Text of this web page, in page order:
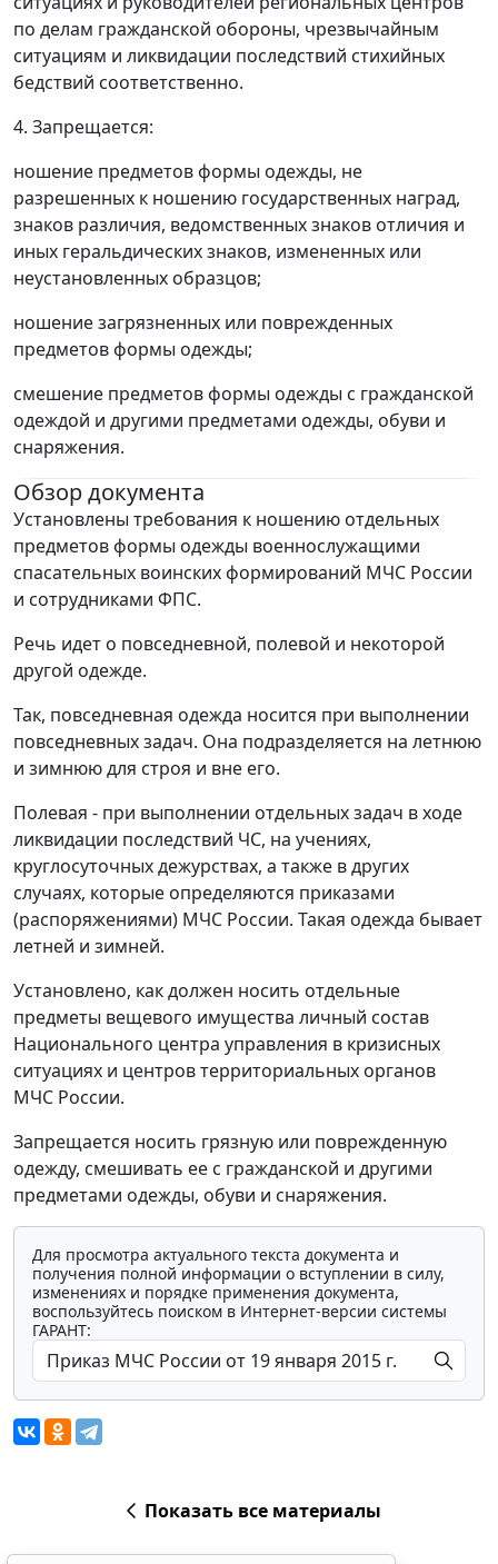
по делам гражданской обороны, чрезвычайным
ситуациям и ликвидации последствий стихийных
бедствий соответственно.
4. Запрещается:
ношение предметов формы одежды, не
разрешенных к ношению государственных наград,
знаков различия, ведомственных знаков отличия и
иных геральдических знаков, измененных или
неустановленных образцов;
ношение загрязненных или поврежденных
предметов формы одежды;
смешение предметов формы одежды с гражданской
одеждой и другими предметами одежды, обуви и
снаряжения.
Обзор документа
Установлены требования к ношению отдельных
предметов формы одежды военнослужащими
спасательных воинских формирований МЧС России
и сотрудниками ФПС.
Речь идет о повседневной, полевой и некоторой
другой одежде.
Так, повседневная одежда носится при выполнении
повседневных задач. Она подразделяется на летнюю
и зимнюю для строя и вне его.
Полевая - при выполнении отдельных задач в ходе
ликвидации последствий ЧС, на учениях,
круглосуточных дежурствах, а также в других
случаях, которые определяются приказами
(распоряжениями) МЧС России. Такая одежда бывает
летней и зимней.
Установлено, как должен носить отдельные
предметы вещевого имущества личный состав
Национального центра управления в кризисных
ситуациях и центров территориальных органов
МЧС России.
Запрещается носить грязную или поврежденную
одежду, смешивать ее с гражданской и другими
предметами одежды, обуви и снаряжения.
Для просмотра актуального текста документа и
получения полной информации о вступлении в силу,
изменениях и порядке применения документа,
воспользуйтесь поиском в Интернет-версии системы
ГАРАНТ:
Показать все материалы